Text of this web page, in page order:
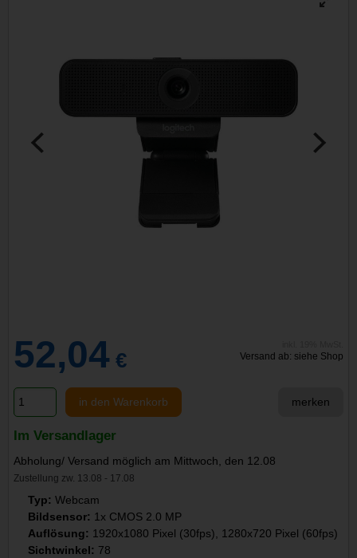
52,04 € Versand ab: siehe Shop
in den Warenkorb merken
Im Versandlager
Abholung/ Versand möglich am Mittwoch, den 12.08
Zustellung zw. 13.08 - 17.08
Typ: Webcam
Bildsensor: 1x CMOS 2.0 MP
Auflösung: 1920x1080 Pixel (30fps), 1280x720 Pixel (60fps)
Sichtwinkel: 78